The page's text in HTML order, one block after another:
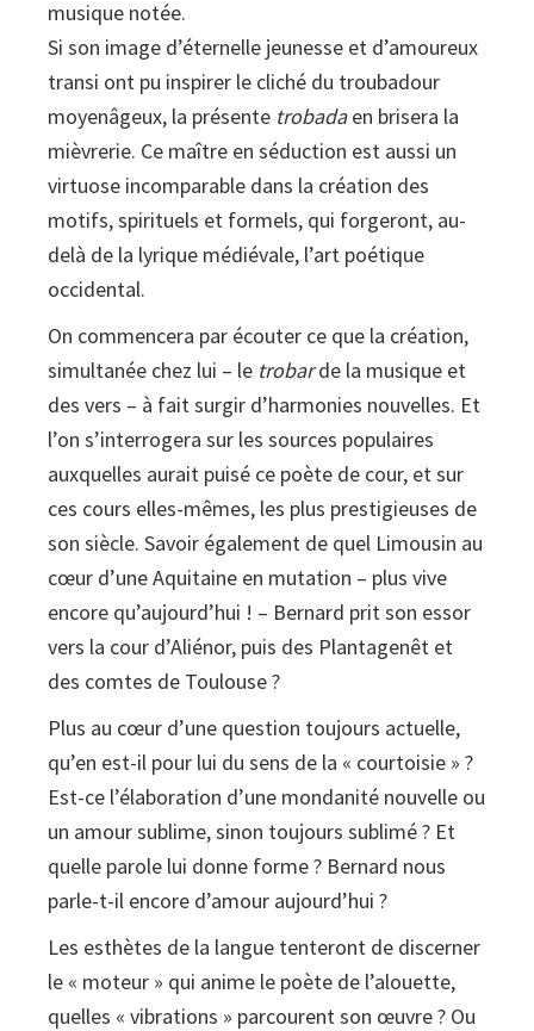
musique notée.
Si son image d’éternelle jeunesse et d’amoureux
transi ont pu inspirer le cliché du troubadour
moyenâgeux, la présente trobadaen brisera la
mièvrerie. Ce maître en séduction est aussi un
virtuose incomparable dans la création des
motifs, spirituels et formels, qui forgeront, au-
delà de la lyrique médiévale, l’art poétique
occidental.
On commencera par écouter ce que la création,
simultanée chez lui – le trobarde la musique et
des vers – à fait surgir d’harmonies nouvelles. Et
l’on s’interrogera sur les sources populaires
auxquelles aurait puisé ce poète de cour, et sur
ces cours elles-mêmes, les plus prestigieuses de
son siècle. Savoir également de quel Limousin au
cœur d’une Aquitaine en mutation – plus vive
encore qu’aujourd’hui ! – Bernard prit son essor
vers la cour d’Aliénor, puis des Plantagenêt et
des comtes de Toulouse ?
Plus au cœur d’une question toujours actuelle,
qu’en est-il pour lui du sens de la « courtoisie » ?
Est-ce l’élaboration d’une mondanité nouvelle ou
un amour sublime, sinon toujours sublimé ? Et
quelle parole lui donne forme ? Bernard nous
parle-t-il encore d’amour aujourd’hui ?
Les esthètes de la langue tenteront de discerner
le « moteur » qui anime le poète de l’alouette,
quelles « vibrations » parcourent son œuvre ? Ou